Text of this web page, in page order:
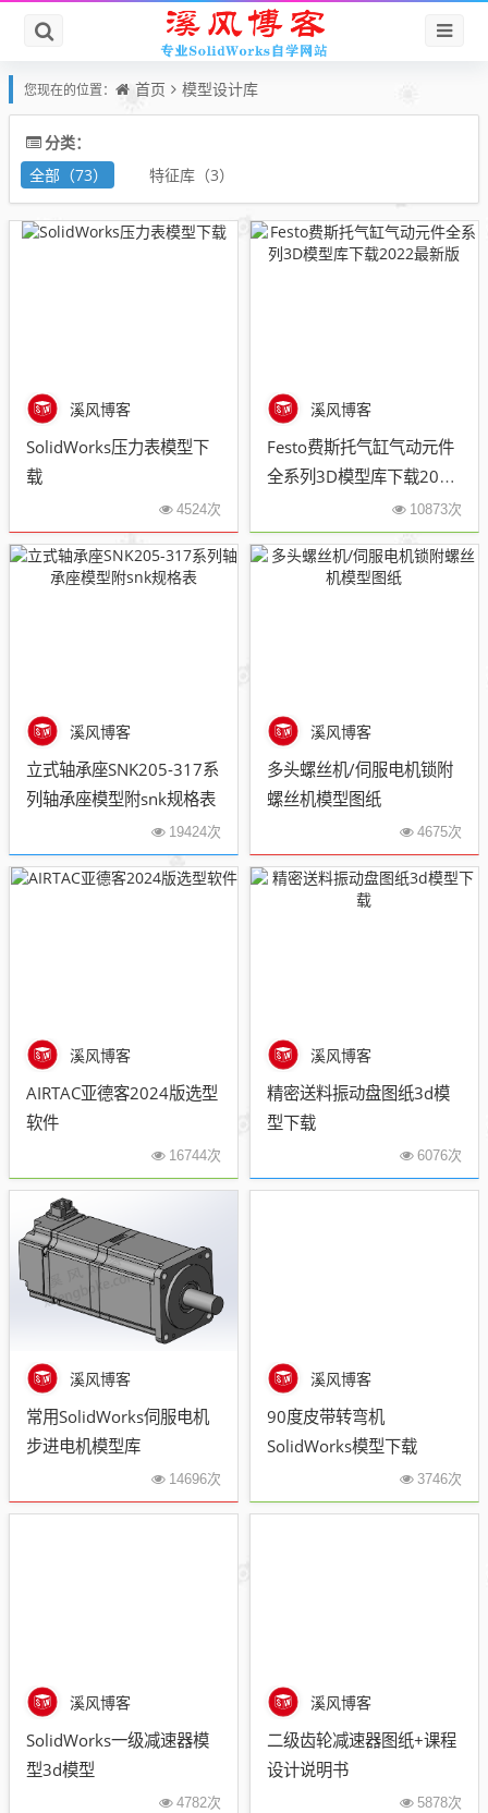
您现在的位置： 首页 模型设计库
分类：
全部（73） 特征库（3）
溪风博客
SolidWorks压力表模型下
载
4524次
溪风博客
Festo费斯托气缸气动元件
全系列3D模型库下载2022
10873次
溪风博客
立式轴承座SNK205-317系
列轴承座模型附snk规格表
19424次
溪风博客
多头螺丝机/伺服电机锁附
螺丝机模型图纸
4675次
溪风博客
AIRTAC亚德客2024版选型
软件
16744次
溪风博客
精密送料振动盘图纸3d模
型下载
6076次
溪风博客
常用SolidWorks伺服电机
步进电机模型库
14696次
溪风博客
90度皮带转弯机
SolidWorks模型下载
3746次
溪风博客
SolidWorks一级减速器模
型3d模型
4782次
溪风博客
二级齿轮减速器图纸+课程
设计说明书
5878次